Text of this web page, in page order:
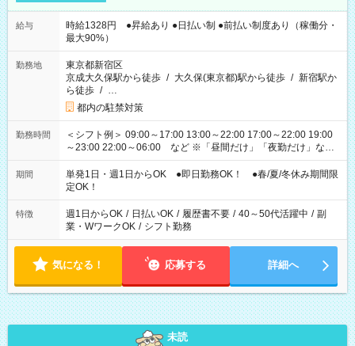
給与
時給1328円 ●昇給あり ●日払い制 ●前払い制度あり（稼働分・
最大90%）
勤務地
東京都新宿区
京成大久保駅から徒歩 / 大久保(東京都)駅から徒歩 / 新宿駅か
ら徒歩 / …
都内の駐禁対策
勤務時間
＜シフト例＞ 09:00～17:00 13:00～22:00 17:00～22:00 19:00
～23:00 22:00～06:00 など ※「昼間だけ」「夜勤だけ」など
の希望OK
期間
単発1日・週1日からOK ●即日勤務OK！ ●春/夏/冬休み期間限
定OK！
特徴 週1日からOK / 日払いOK / 履歴書不要 / 40～50代活躍中 / 副
業・WワークOK / シフト勤務
気になる！ 応募する 詳細へ
未読